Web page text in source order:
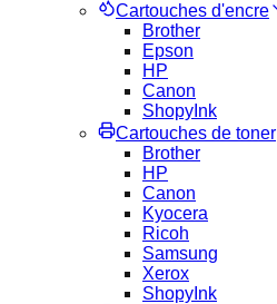
Cartouches d'encre
Brother
Epson
HP
Canon
ShopyInk
Cartouches de toner
Brother
HP
Canon
Kyocera
Ricoh
Samsung
Xerox
ShopyInk